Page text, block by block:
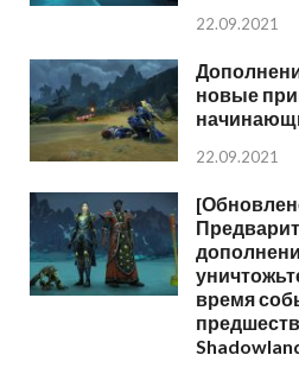
22.09.2021
новые
22.09.2021
время